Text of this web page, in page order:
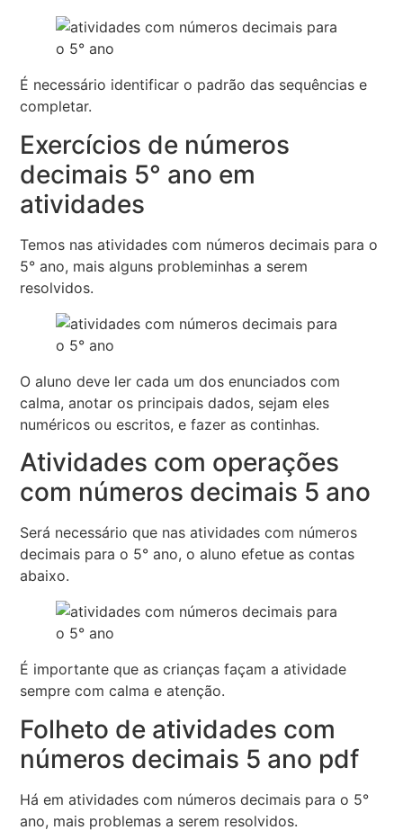
É necessário identificar o padrão das sequências e
completar.
Exercícios de números
decimais 5° ano em
atividades
Temos nas atividades com números decimais para o
5° ano, mais alguns probleminhas a serem
resolvidos.
O aluno deve ler cada um dos enunciados com
calma, anotar os principais dados, sejam eles
numéricos ou escritos, e fazer as continhas.
Atividades com operações
com números decimais 5 ano
Será necessário que nas atividades com números
decimais para o 5° ano, o aluno efetue as contas
abaixo.
É importante que as crianças façam a atividade
sempre com calma e atenção.
Folheto de atividades com
números decimais 5 ano pdf
Há em atividades com números decimais para o 5°
ano, mais problemas a serem resolvidos.